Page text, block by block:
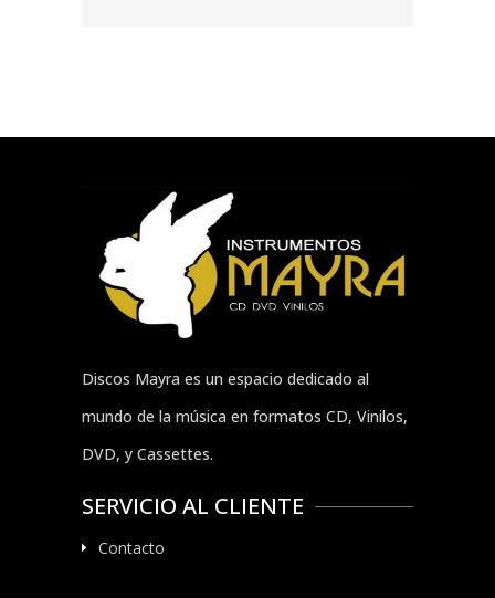
Discos Mayra es un espacio dedicado al
mundo de la música en formatos CD, Vinilos,
DVD, y Cassettes.
SERVICIO AL CLIENTE
Contacto